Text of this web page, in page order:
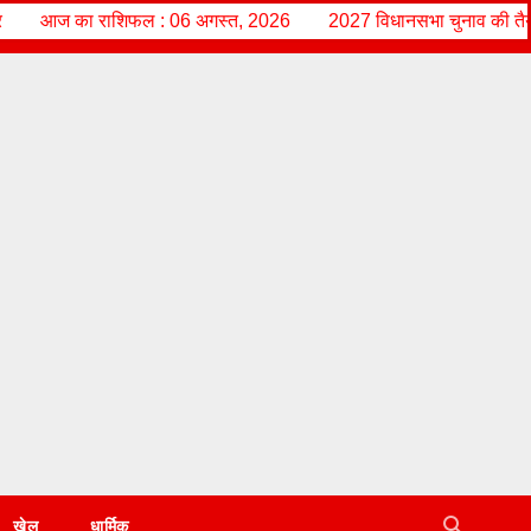
2026 2027 विधानसभा चुनाव की तैयारी में जुटे राज्य आंदोलनकारी
खेल धार्मिक